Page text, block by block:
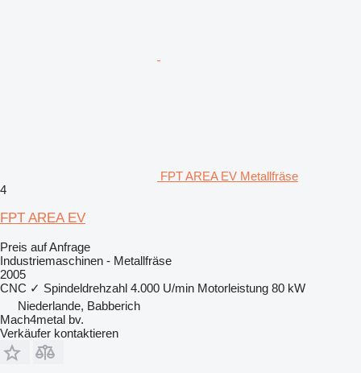
FPT AREA EV Metallfräse
4
FPT AREA EV
Preis auf Anfrage
Industriemaschinen - Metallfräse
2005
CNC ✓ Spindeldrehzahl 4.000 U/min Motorleistung 80 kW
Niederlande, Babberich
Mach4metal bv.
Verkäufer kontaktieren